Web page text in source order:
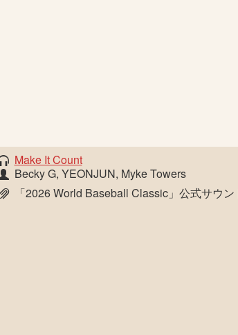
Make It Count
Becky G, YEONJUN, Myke Towers
「2026 World Baseball Classic」公式サウン